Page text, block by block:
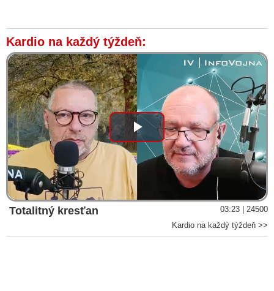
Kardio na každý týždeň:
Play
Video
Totalitný kresťan
03:23 | 24500
Kardio na každý týždeň >>